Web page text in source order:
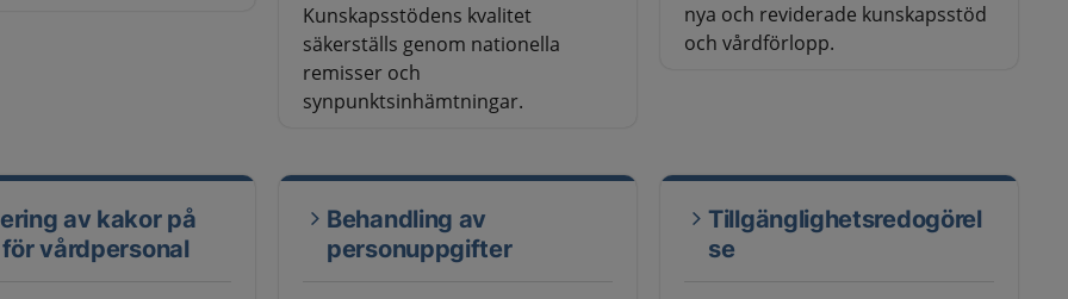
Kunskapsstödens kvalitet
säkerställs genom nationella
remisser och
synpunktsinhämtningar.
nya och reviderade kunskapsstöd
och vårdförlopp.
av kakor på
för vårdpersonal
Behandling av
personuppgifter
Tillgänglighetsredogörel
se